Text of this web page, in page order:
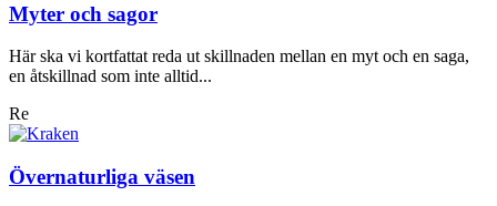
Myter och sagor
Här ska vi kortfattat reda ut skillnaden mellan en myt och en saga,
en åtskillnad som inte alltid...
Re
Övernaturliga väsen